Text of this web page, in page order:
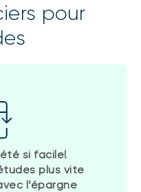
pour
été si facile!
plus vite
l’épargne